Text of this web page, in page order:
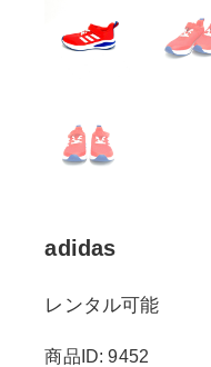
adidas
レンタル可能
商品ID: 9452